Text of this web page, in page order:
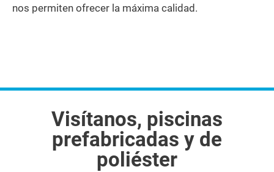
nos permiten ofrecer la máxima calidad.
Visítanos, piscinas
prefabricadas y de
poliéster